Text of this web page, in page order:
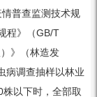
普查监测技术规
程》（GB/T
》（林造发
病调查抽样以林业
以下时，全部取